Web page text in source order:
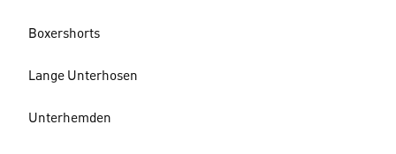
Boxershorts
Lange Unterhosen
Unterhemden